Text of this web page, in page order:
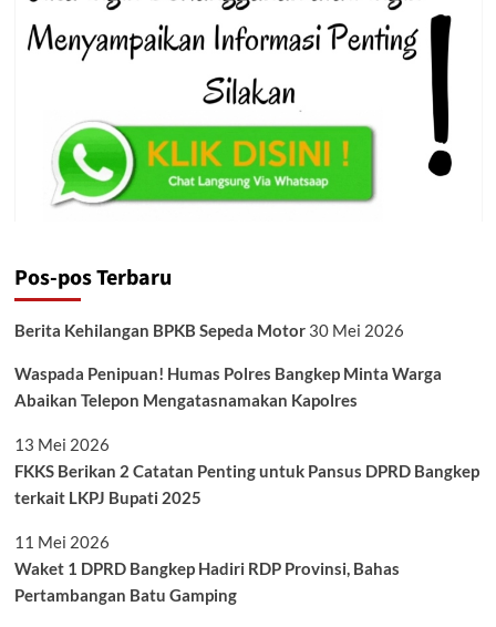
Internet
Pos-pos Terbaru
Berita Kehilangan BPKB Sepeda Motor 30 Mei 2026
Waspada Penipuan! Humas Polres Bangkep Minta Warga
Abaikan Telepon Mengatasnamakan Kapolres
13 Mei 2026
FKKS Berikan 2 Catatan Penting untuk Pansus DPRD Bangkep
terkait LKPJ Bupati 2025
11 Mei 2026
Waket 1 DPRD Bangkep Hadiri RDP Provinsi, Bahas
Pertambangan Batu Gamping